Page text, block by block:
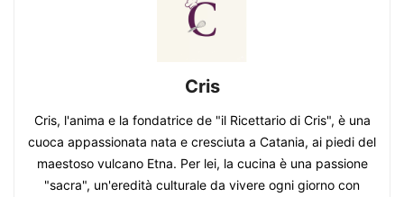
Cris
Cris, l'anima e la fondatrice de "il Ricettario di Cris", è una
cuoca appassionata nata e cresciuta a Catania, ai piedi del
maestoso vulcano Etna. Per lei, la cucina è una passione
"sacra", un'eredità culturale da vivere ogni giorno con